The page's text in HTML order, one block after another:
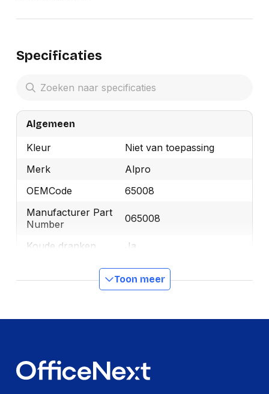
Specificaties
Algemeen
Kleur
Niet van toepassing
Merk
Alpro
OEMCode
65008
Manufacturer Part
Number
065008
Koude dranken
Ja
5411188132127
Hoogte
155 mm
Toon meer